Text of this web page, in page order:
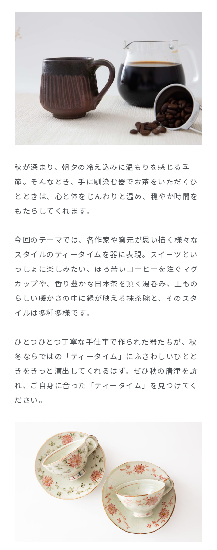
秋が深まり、朝夕の冷え込みに温もりを感じる季
節。そんなとき、手に馴染む器でお茶をいただくひ
とときは、心と体をじんわりと温め、穏やか時間を
もたらしてくれます。
今回のテーマでは、各作家や窯元が思い描く様々な
スタイルのティータイムを器に表現。スイーツとい
っしょに楽しみたい、ほろ苦いコーヒーを注ぐマグ
カップや、香り豊かな日本茶を頂く湯呑み、土もの
らしい暖かさの中に緑が映える抹茶碗と、そのスタ
イルは多種多様です。
ひとつひとつ丁寧な手仕事で作られた器たちが、秋
冬ならではの「ティータイム」にふさわしいひとと
きをきっと演出してくれるはず。ぜひ秋の唐津を訪
れ、ご自身に合った「ティータイム」を見つけてく
ださい。